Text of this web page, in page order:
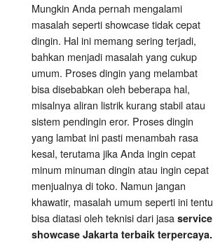
Mungkin Anda pernah mengalami
masalah seperti showcase tidak cepat
dingin. Hal ini memang sering terjadi,
bahkan menjadi masalah yang cukup
umum. Proses dingin yang melambat
bisa disebabkan oleh beberapa hal,
misalnya aliran listrik kurang stabil atau
sistem pendingin eror. Proses dingin
yang lambat ini pasti menambah rasa
kesal, terutama jika Anda ingin cepat
minum minuman dingin atau ingin cepat
menjualnya di toko. Namun jangan
khawatir, masalah umum seperti ini tentu
bisa diatasi oleh teknisi dari jasa service
showcase Jakarta terbaik terpercaya.